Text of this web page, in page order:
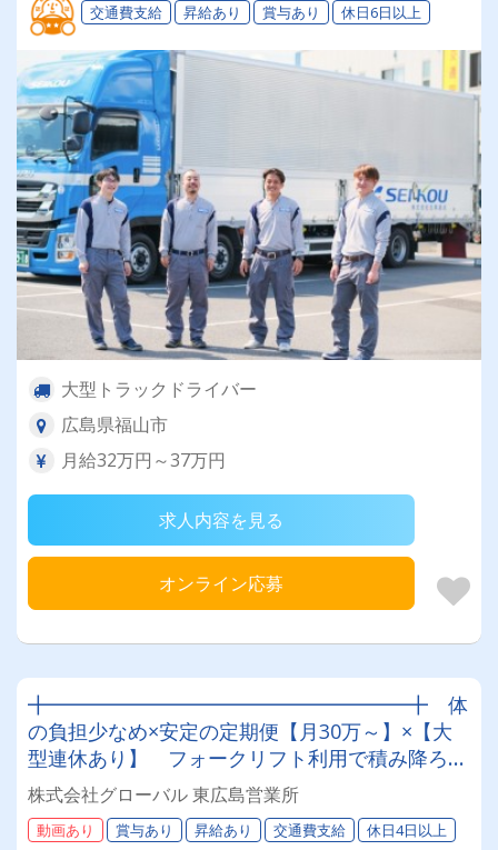
交通費支給 昇給あり 賞与あり 休日6日以上
大型トラックドライバー
広島県福山市
月給32万円～37万円
求人内容を見る
オンライン応募
╋━━━━━━━━━━━━━━━━━━╋ 体
の負担少なめ×安定の定期便【月30万～】×【大
型連休あり】 フォークリフト利用で積み降ろし
も楽々
╋━━━━━━━━━━━━━━━━━━╋
株式会社グローバル 東広島営業所
動画あり 賞与あり 昇給あり 交通費支給 休日4日以上